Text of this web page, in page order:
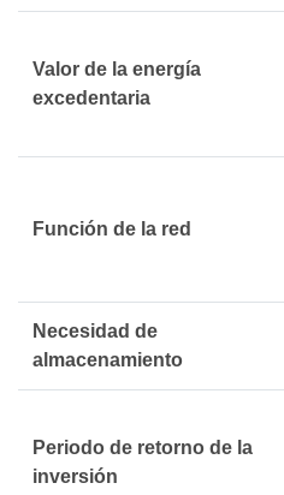
Valor de la energía
excedentaria
Función de la red
Necesidad de
almacenamiento
Periodo de retorno de la
inversión